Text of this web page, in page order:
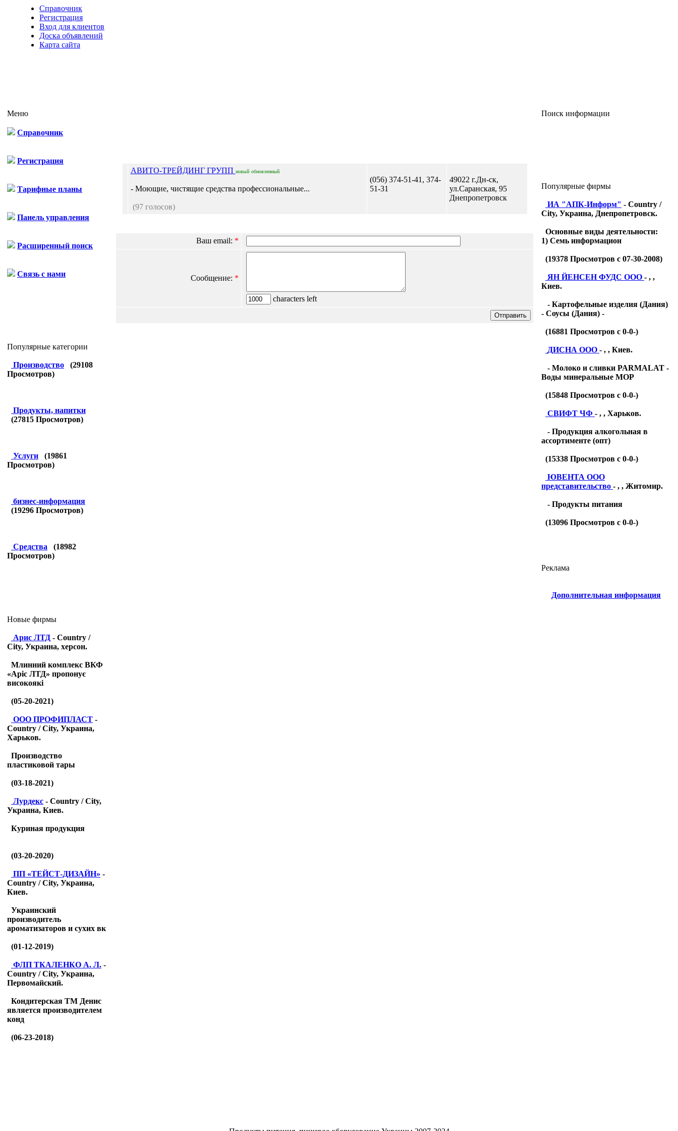
Справочник
Регистрация
Вход для клиентов
Доска объявлений
Карта сайта
Меню
Справочник
Регистрация
Тарифные планы
Панель управления
Расширенный поиск
Связь с нами
Популярные категории
Производство (29108
Просмотров)
Продукты, напитки
(27815 Просмотров)
Услуги (19861
Просмотров)
бизнес-информация
(19296 Просмотров)
Средства (18982
Просмотров)
Новые фирмы
Арис ЛТД - Country /
City, Украина, херсон.
Млинний комплекс ВКФ
«Аріс ЛТД» пропонує
високоякі
(05-20-2021)
ООО ПРОФИПЛАСТ -
Country / City, Украина,
Харьков.
Производство
пластиковой тары
(03-18-2021)
Лурдекс - Country / City,
Украина, Киев.
Куриная продукция
(03-20-2020)
ПП «ТЕЙСТ-ДИЗАЙН» -
Country / City, Украина,
Киев.
Украинский
производитель
ароматизаторов и сухих вк
(01-12-2019)
ФЛП ТКАЛЕНКО А. Л. -
Country / City, Украина,
Первомайский.
Кондитерская ТМ Денис
является производителем
конд
(06-23-2018)
АВИТО-ТРЕЙДИНГ ГРУПП новый обновленный
- Моющие, чистящие средства профессиональные...
(97 голосов)
(056) 374-51-41, 374-
51-31
49022 г.Дн-ск,
ул.Саранская, 95
Днепропетровск
Ваш email: *
Сообщение: *
characters left
Поиск информации
Популярные фирмы
ИА "АПК-Информ" - Country /
City, Украина, Днепропетровск.
Основные виды деятельности:
1) Семь информацион
(19378 Просмотров с 07-30-2008)
ЯН ЙЕНСЕН ФУДС ООО - , ,
Киев.
- Картофельные изделия (Дания)
- Соусы (Дания) -
(16881 Просмотров с 0-0-)
ДИСНА ООО - , , Киев.
- Молоко и сливки PARMALAT -
Воды минеральные МОР
(15848 Просмотров с 0-0-)
СВИФТ ЧФ - , , Харьков.
- Продукция алкогольная в
ассортименте (опт)
(15338 Просмотров с 0-0-)
ЮВЕНТА ООО
представительство - , , Житомир.
- Продукты питания
(13096 Просмотров с 0-0-)
Реклама
Дополнительная информация